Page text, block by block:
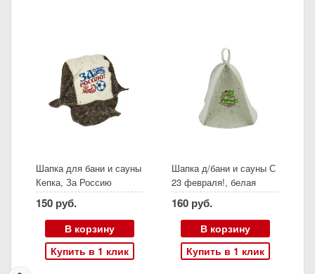
Шапка для бани и сауны
Кепка, За Россию
150 руб.
В корзину
Купить в 1 клик
Шапка д/бани и сауны С
23 февраля!, белая
160 руб.
В корзину
Купить в 1 клик